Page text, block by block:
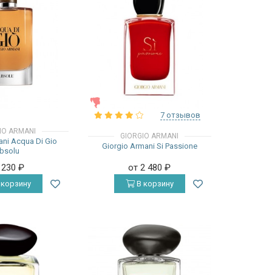
ARMANI
Acqua Di Gio
230₽
7 отзывов
GIORGIO ARMANI
Giorgio Armani Si Passione
от 2 480₽
В корзину